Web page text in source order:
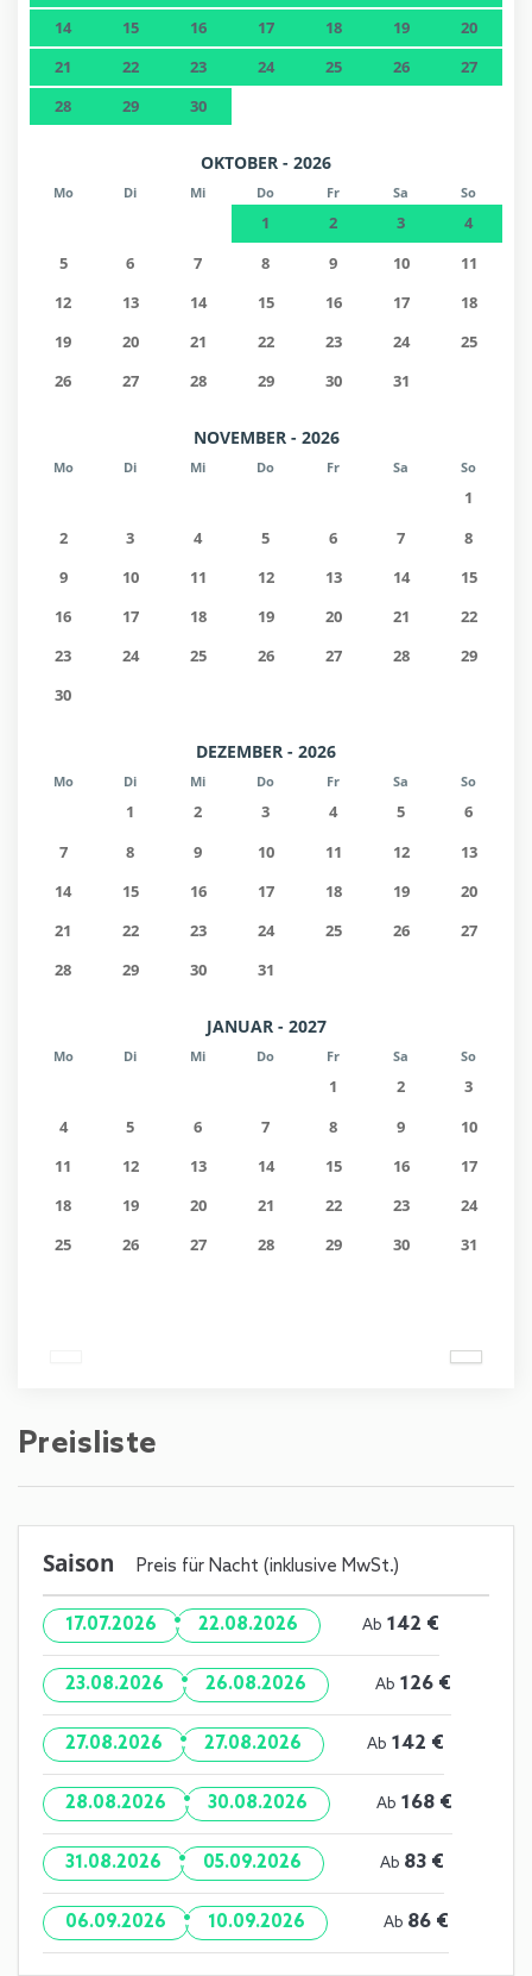
14
15 16 17 18 19
20
21
22 23 24 25 26
27
28
29 30
OKTOBER - 2026
Mo Di Mi Do Fr Sa So
1 2 3
4
5
6 7 8 9 10
11
12
13 14 15 16 17
18
19
20 21 22 23 24
25
26
27 28 29 30 31
NOVEMBER - 2026
Mo Di Mi Do Fr Sa So
1
2
3 4 5 6 7
8
9
10 11 12 13 14
15
16
17 18 19 20 21
22
23
24 25 26 27 28
29
30
DEZEMBER - 2026
Mo Di Mi Do Fr Sa So
1 2 3 4 5
6
7
8 9 10 11 12
13
14
15 16 17 18 19
20
21
22 23 24 25 26
27
28
29 30 31
JANUAR - 2027
Mo Di Mi Do Fr Sa So
1 2
3
4
5 6 7 8 9
10
11
12 13 14 15 16
17
18
19 20 21 22 23
24
25
26 27 28 29 30 31
Preisliste
Saison Preis für Nacht (inklusive MwSt.)
17.07.2026 · 22.08.2026 Ab 142 €
23.08.2026 · 26.08.2026 Ab 126 €
27.08.2026 · 27.08.2026 Ab 142 €
28.08.2026 · 30.08.2026 Ab 168 €
31.08.2026 · 05.09.2026 Ab 83 €
06.09.2026 · 10.09.2026 Ab 86 €